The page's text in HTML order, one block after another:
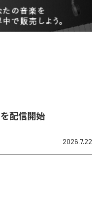
を配信開始
2026.7.22